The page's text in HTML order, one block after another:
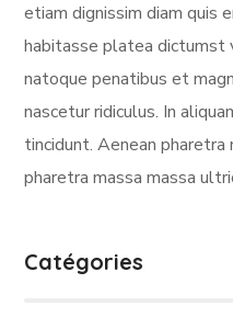
etiam dignissim diam quis
habitasse platea dictumst
natoque penatibus et
nascetur ridiculus. In
tincidunt. Aenean
pharetra massa massa
Catégories